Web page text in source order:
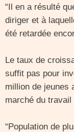
“Il en a résulté
diriger et à
été retardée
Le taux de
suffit pas pour
million de jeunes
marché du
“Population de